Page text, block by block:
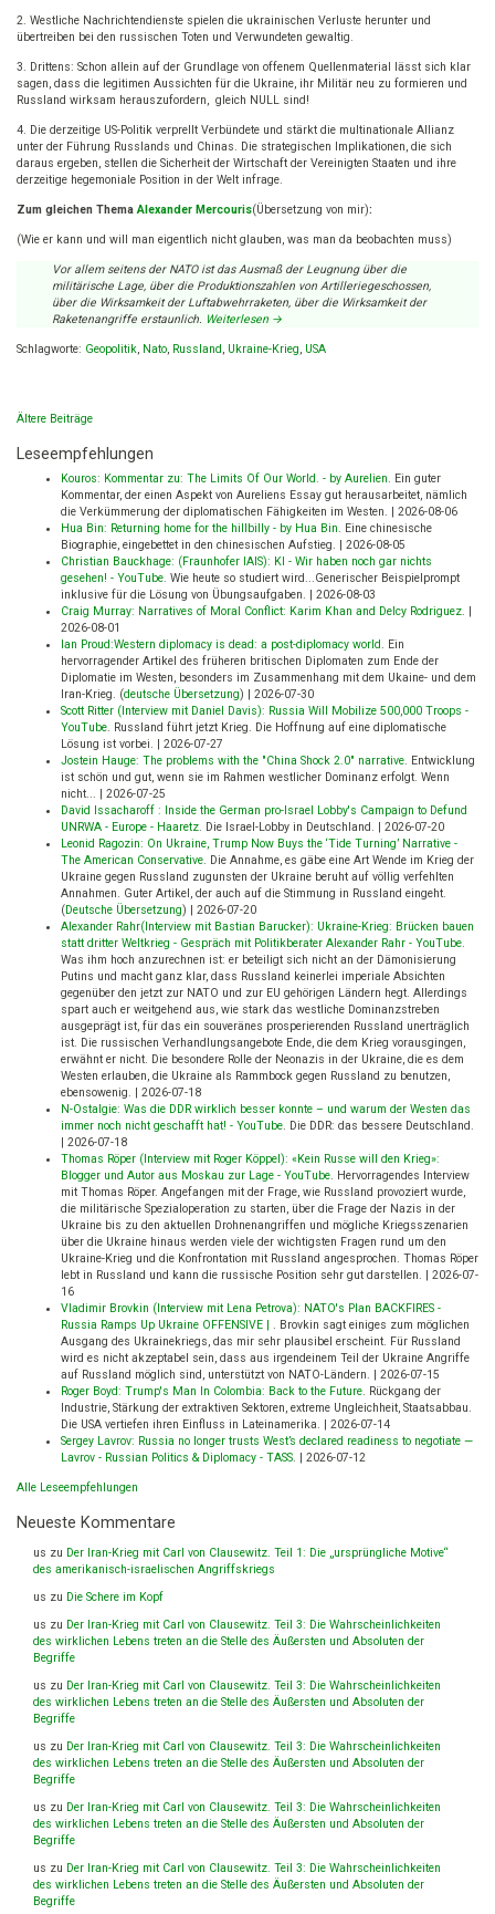
2. Westliche Nachrichtendienste spielen die ukrainischen Verluste herunter und
übertreiben bei den russischen Toten und Verwundeten gewaltig.
3. Drittens: Schon allein auf der Grundlage von offenem Quellenmaterial lässt sich klar
sagen, dass die legitimen Aussichten für die Ukraine, ihr Militär neu zu formieren und
Russland wirksam herauszufordern, gleich NULL sind!
4. Die derzeitige US-Politik verprellt Verbündete und stärkt die multinationale Allianz
unter der Führung Russlands und Chinas. Die strategischen Implikationen, die sich
daraus ergeben, stellen die Sicherheit der Wirtschaft der Vereinigten Staaten und ihre
derzeitige hegemoniale Position in der Welt infrage.
Zum gleichen ThemaAlexander Mercouris(Übersetzung von mir):
(Wie er kann und will man eigentlich nicht glauben, was man da beobachten muss)
Vor allem seitens der NATO ist das Ausmaß der Leugnung über die
militärische Lage, über die Produktionszahlen von Artilleriegeschossen,
über die Wirksamkeit der Luftabwehrraketen, über die Wirksamkeit der
Raketenangriffe erstaunlich. Weiterlesen →
Schlagworte: Geopolitik, Nato, Russland , Ukraine-Krieg, USA
Beitragsnavigation
Ältere Beiträge
Leseempfehlungen
Kouros: Kommentar zu: The Limits Of Our World. - by Aurelien. Ein guter
Kommentar, der einen Aspekt von Aureliens Essay gut herausarbeitet, nämlich
die Verkümmerung der diplomatischen Fähigkeiten im Westen.
2026-08-06
Hua Bin: Returning home for the hillbilly - by Hua Bin. Eine chinesische
Biographie, eingebettet in den chinesischen Aufstieg.
2026-08-05
Christian Bauckhage: (Fraunhofer IAIS): KI - Wir haben noch gar nichts
gesehen! - YouTube. Wie heute so studiert wird...Generischer Beispielprompt
inklusive für die Lösung von Übungsaufgaben.
2026-08-03
Craig Murray: Narratives of Moral Conflict: Karim Khan and Delcy Rodriguez.
2026-08-01
Ian Proud:Western diplomacy is dead: a post-diplomacy world . Ein
hervorragender Artikel des früheren britischen Diplomaten zum Ende der
Diplomatie im Westen, besonders im Zusammenhang mit dem Ukaine- und dem
Iran-Krieg. (deutsche Übersetzung)
2026-07-30
Scott Ritter (Interview mit Daniel Davis): Russia Will Mobilize 500,000 Troops -
YouTube. Russland führt jetzt Krieg. Die Hoffnung auf eine diplomatische
Lösung ist vorbei.
2026-07-27
Jostein Hauge: The problems with the "China Shock 2.0" narrative. Entwicklung
ist schön und gut, wenn sie im Rahmen westlicher Dominanz erfolgt. Wenn
nicht...
2026-07-25
David Issacharoff : Inside the German pro-Israel Lobby's Campaign to Defund
UNRWA - Europe - Haaretz. Die Israel-Lobby in Deutschland.
2026-07-20
Leonid Ragozin: On Ukraine, Trump Now Buys the ‘Tide Turning’ Narrative -
The American Conservative. Die Annahme, es gäbe eine Art Wende im Krieg der
Ukraine gegen Russland zugunsten der Ukraine beruht auf völlig verfehlten
Annahmen. Guter Artikel, der auch auf die Stimmung in Russland eingeht.
(Deutsche Übersetzung)
2026-07-20
Alexander Rahr(Interview mit Bastian Barucker): Ukraine-Krieg: Brücken bauen
statt dritter Weltkrieg - Gespräch mit Politikberater Alexander Rahr - YouTube.
Was ihm hoch anzurechnen ist: er beteiligt sich nicht an der Dämonisierung
Putins und macht ganz klar, dass Russland keinerlei imperiale Absichten
gegenüber den jetzt zur NATO und zur EU gehörigen Ländern hegt. Allerdings
spart auch er weitgehend aus, wie stark das westliche Dominanzstreben
ausgeprägt ist, für das ein souveränes prosperierenden Russland unerträglich
ist. Die russischen Verhandlungsangebote Ende, die dem Krieg vorausgingen,
erwähnt er nicht. Die besondere Rolle der Neonazis in der Ukraine, die es dem
Westen erlauben, die Ukraine als Rammbock gegen Russland zu benutzen,
ebensowenig.
2026-07-18
N-Ostalgie: Was die DDR wirklich besser konnte – und warum der Westen das
immer noch nicht geschafft hat! - YouTube. Die DDR: das bessere Deutschland.
2026-07-18
Thomas Röper (Interview mit Roger Köppel): «Kein Russe will den Krieg»:
Blogger und Autor aus Moskau zur Lage - YouTube. Hervorragendes Interview
mit Thomas Röper. Angefangen mit der Frage, wie Russland provoziert wurde,
die militärische Spezialoperation zu starten, über die Frage der Nazis in der
Ukraine bis zu den aktuellen Drohnenangriffen und mögliche Kriegsszenarien
über die Ukraine hinaus werden viele der wichtigsten Fragen rund um den
Ukraine-Krieg und die Konfrontation mit Russland angesprochen. Thomas Röper
lebt in Russland und kann die russische Position sehr gut darstellen.
2026-07-
16
Vladimir Brovkin (Interview mit Lena Petrova): NATO's Plan BACKFIRES -
Russia Ramps Up Ukraine OFFENSIVE | . Brovkin sagt einiges zum möglichen
Ausgang des Ukrainekriegs, das mir sehr plausibel erscheint. Für Russland
wird es nicht akzeptabel sein, dass aus irgendeinem Teil der Ukraine Angriffe
auf Russland möglich sind, unterstützt von NATO-Ländern.
2026-07-15
Roger Boyd: Trump's Man In Colombia: Back to the Future. Rückgang der
Industrie, Stärkung der extraktiven Sektoren, extreme Ungleichheit, Staatsabbau.
Die USA vertiefen ihren Einfluss in Lateinamerika.
2026-07-14
Sergey Lavrov: Russia no longer trusts West’s declared readiness to negotiate —
Lavrov - Russian Politics & Diplomacy - TASS. 2026-07-12
Alle Leseempfehlungen
Neueste Kommentare
us zu Der Iran-Krieg mit Carl von Clausewitz. Teil 1: Die „ursprüngliche Motive“
des amerikanisch-israelischen Angriffskriegs
us zu Die Schere im Kopf
us zu Der Iran-Krieg mit Carl von Clausewitz. Teil 3: Die Wahrscheinlichkeiten
des wirklichen Lebens treten an die Stelle des Äußersten und Absoluten der
Begriffe
us zu Der Iran-Krieg mit Carl von Clausewitz. Teil 3: Die Wahrscheinlichkeiten
des wirklichen Lebens treten an die Stelle des Äußersten und Absoluten der
Begriffe
us zu Der Iran-Krieg mit Carl von Clausewitz. Teil 3: Die Wahrscheinlichkeiten
des wirklichen Lebens treten an die Stelle des Äußersten und Absoluten der
Begriffe
us zu Der Iran-Krieg mit Carl von Clausewitz. Teil 3: Die Wahrscheinlichkeiten
des wirklichen Lebens treten an die Stelle des Äußersten und Absoluten der
Begriffe
us zu Der Iran-Krieg mit Carl von Clausewitz. Teil 3: Die Wahrscheinlichkeiten
des wirklichen Lebens treten an die Stelle des Äußersten und Absoluten der
Begriffe